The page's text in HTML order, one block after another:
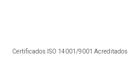
Certificados ISO 14001/9001 Acreditados